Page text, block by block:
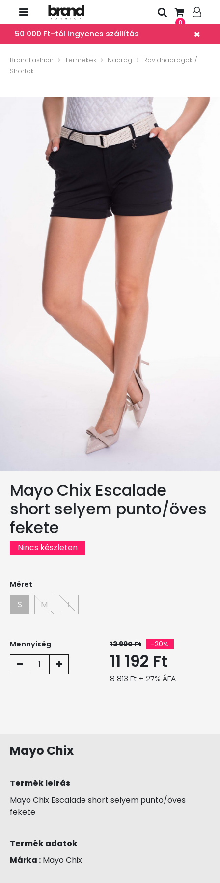
0
50 000 Ft-tól ingyenes szállítás
BrandFashion Termékek Nadrág
Rövidnadrágok /
Shortok
Mayo Chix Escalade
short selyem punto/öves
fekete
Nincs készleten
Méret
S M L
Mennyiség
1
13 990 Ft -20%
11 192 Ft
8 813 Ft + 27% ÁFA
Mayo Chix
Termék leírás
Mayo Chix Escalade short selyem punto/öves
fekete
Termék adatok
Márka : Mayo Chix